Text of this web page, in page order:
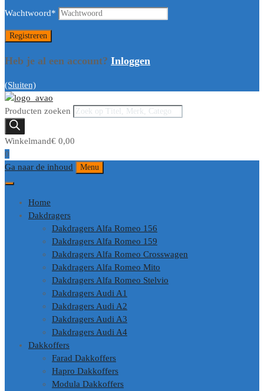
Wachtwoord*
Heb je al een account? Inloggen
(Sluiten)
Producten zoeken
Winkelmand€ 0,00
0
Ga naar de inhoud
Menu
Home
Dakdragers
Dakdragers Alfa Romeo 156
Dakdragers Alfa Romeo 159
Dakdragers Alfa Romeo Crosswagen
Dakdragers Alfa Romeo Mito
Dakdragers Alfa Romeo Stelvio
Dakdragers Audi A1
Dakdragers Audi A2
Dakdragers Audi A3
Dakdragers Audi A4
Dakkoffers
Farad Dakkoffers
Hapro Dakkoffers
Modula Dakkoffers